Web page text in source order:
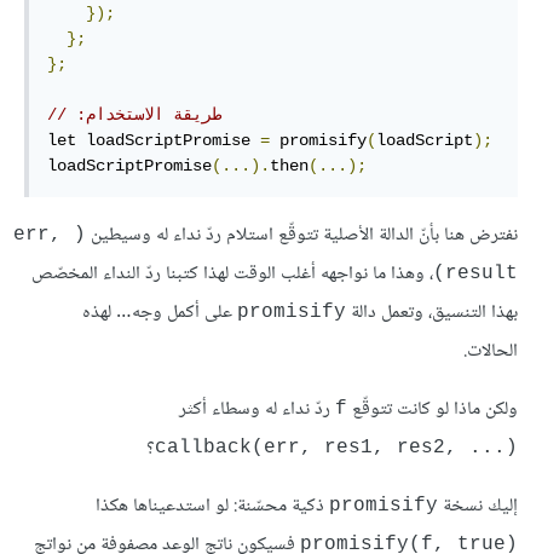
});
};
};
// ‫طريقة الاستخدام:
let loadScriptPromise = promisify(loadScript);
loadScriptPromise(...). then(...);
نفترض هنا بأنّ الدالة الأصلية تتوقّع استلام ردّ نداء له وسيطين
(err,
result)
، وهذا ما نواجهه أغلب الوقت لهذا كتبنا ردّ النداء المخصّص
بهذا التنسيق، وتعمل دالة promisify على أكمل وجه… لهذه
الحالات.
ولكن ماذا لو كانت تتوقّع f ردّ نداء له وسطاء أكثر
callback(err, res1, res2, ...)‎؟
إليك نسخة promisify ذكية محسّنة: لو استدعيناها هكذا
promisify(f, true)‎ فسيكون ناتج الوعد مصفوفة من نواتج